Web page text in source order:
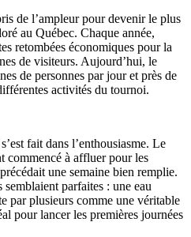
de l’ampleur pour devenir le plus
au Québec. Chaque année,
retombées économiques pour la
de visiteurs. Aujourd’hui, le
de personnes par jour et près de
activités du tournoi.
fait dans l’enthousiasme. Le
commencé à affluer pour les
une semaine bien remplie.
parfaites : une eau
par plusieurs comme une véritable
pour lancer les premières journées